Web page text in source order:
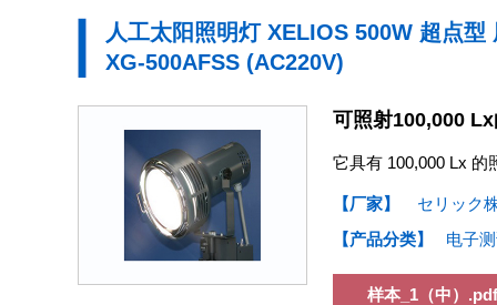
人工太阳照明灯 XELIOS 500W 超点
XG-500AFSS (AC220V)
可照射100,000
它具有 100,000 Lx
【厂家】
セリック
【产品分类】
电子
样本_1（中）.pdf